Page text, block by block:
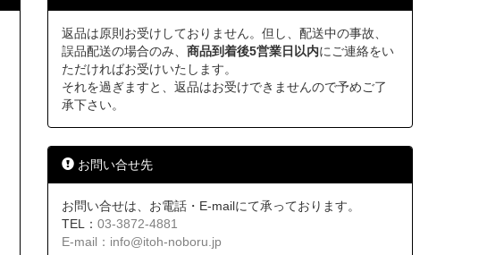
返品は原則お受けしておりません。但し、配送中の事故、
誤品配送の場合のみ、商品到着後5営業日以内にご連絡をい
ただければお受けいたします。
それを過ぎますと、返品はお受けできませんので予めご了
承下さい。
お問い合せ先
お問い合せは、お電話・E-mailにて承っております。
TEL：03-3872-4881
E-mail： info@itoh-noboru.jp